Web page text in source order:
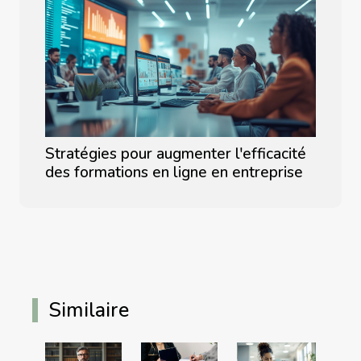
Stratégies pour augmenter l'efficacité
des formations en ligne en entreprise
Similaire